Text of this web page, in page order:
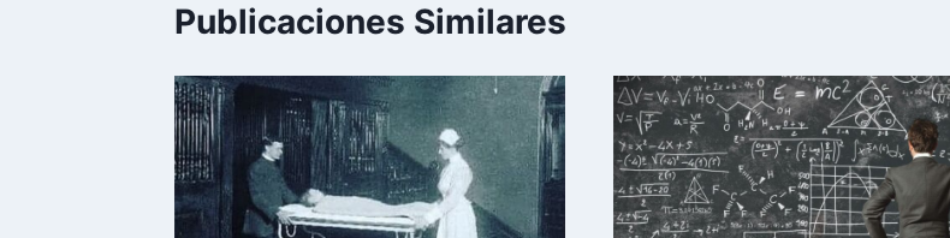
Publicaciones Similares